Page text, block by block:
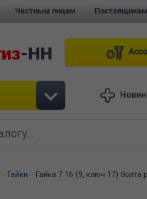
Частным лицам Поставщикам
Гайки Гайка 7 16 (9, ключ 17) болта